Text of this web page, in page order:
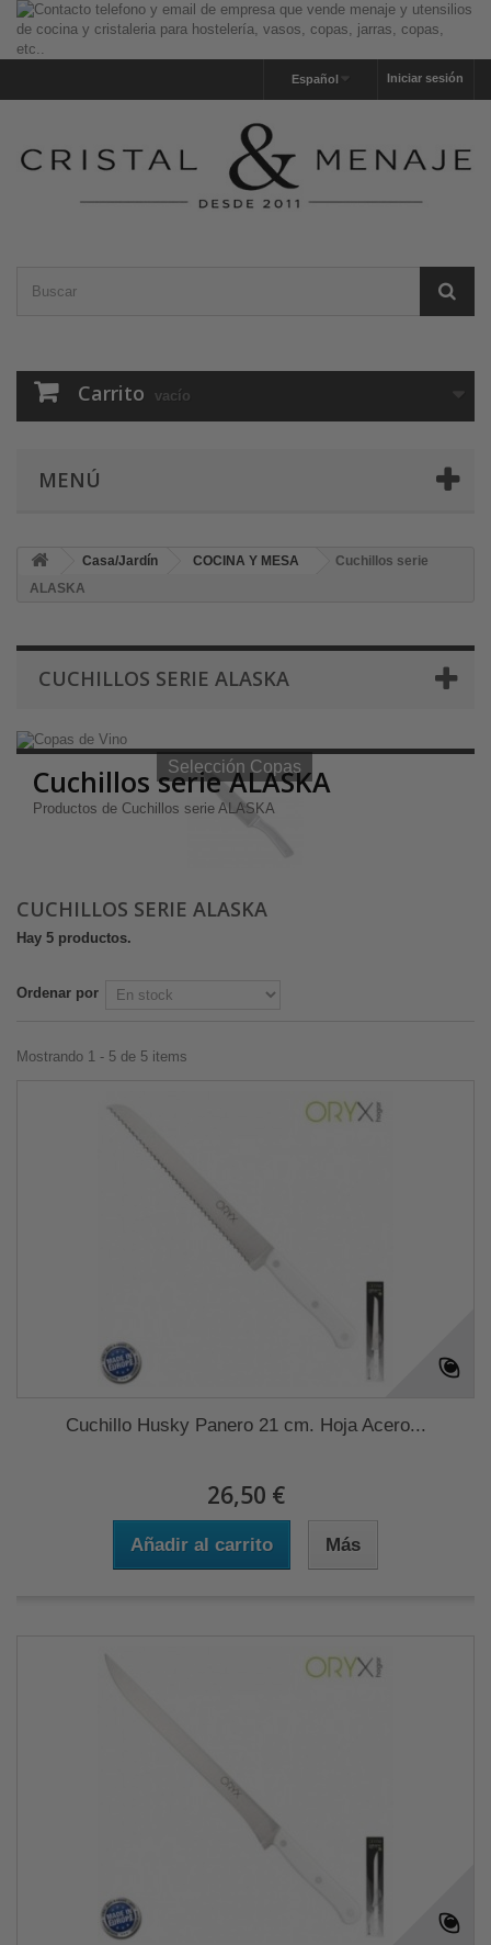
Iniciar sesión
Español
Carrito vacío
MENÚ
Casa/Jardín COCINA Y MESA
Cuchillos serie
ALASKA
CUCHILLOS SERIE ALASKA
Selección Copas de Vino y Champagne
Selección Copas
Cuchillos serie ALASKA
Productos de Cuchillos serie ALASKA
CUCHILLOS SERIE ALASKA
Hay 5 productos.
Ordenar por
Mostrando 1 - 5 de 5 items
Cuchillo Husky Panero 21 cm. Hoja Acero...
26,50 €
Añadir al carrito Más